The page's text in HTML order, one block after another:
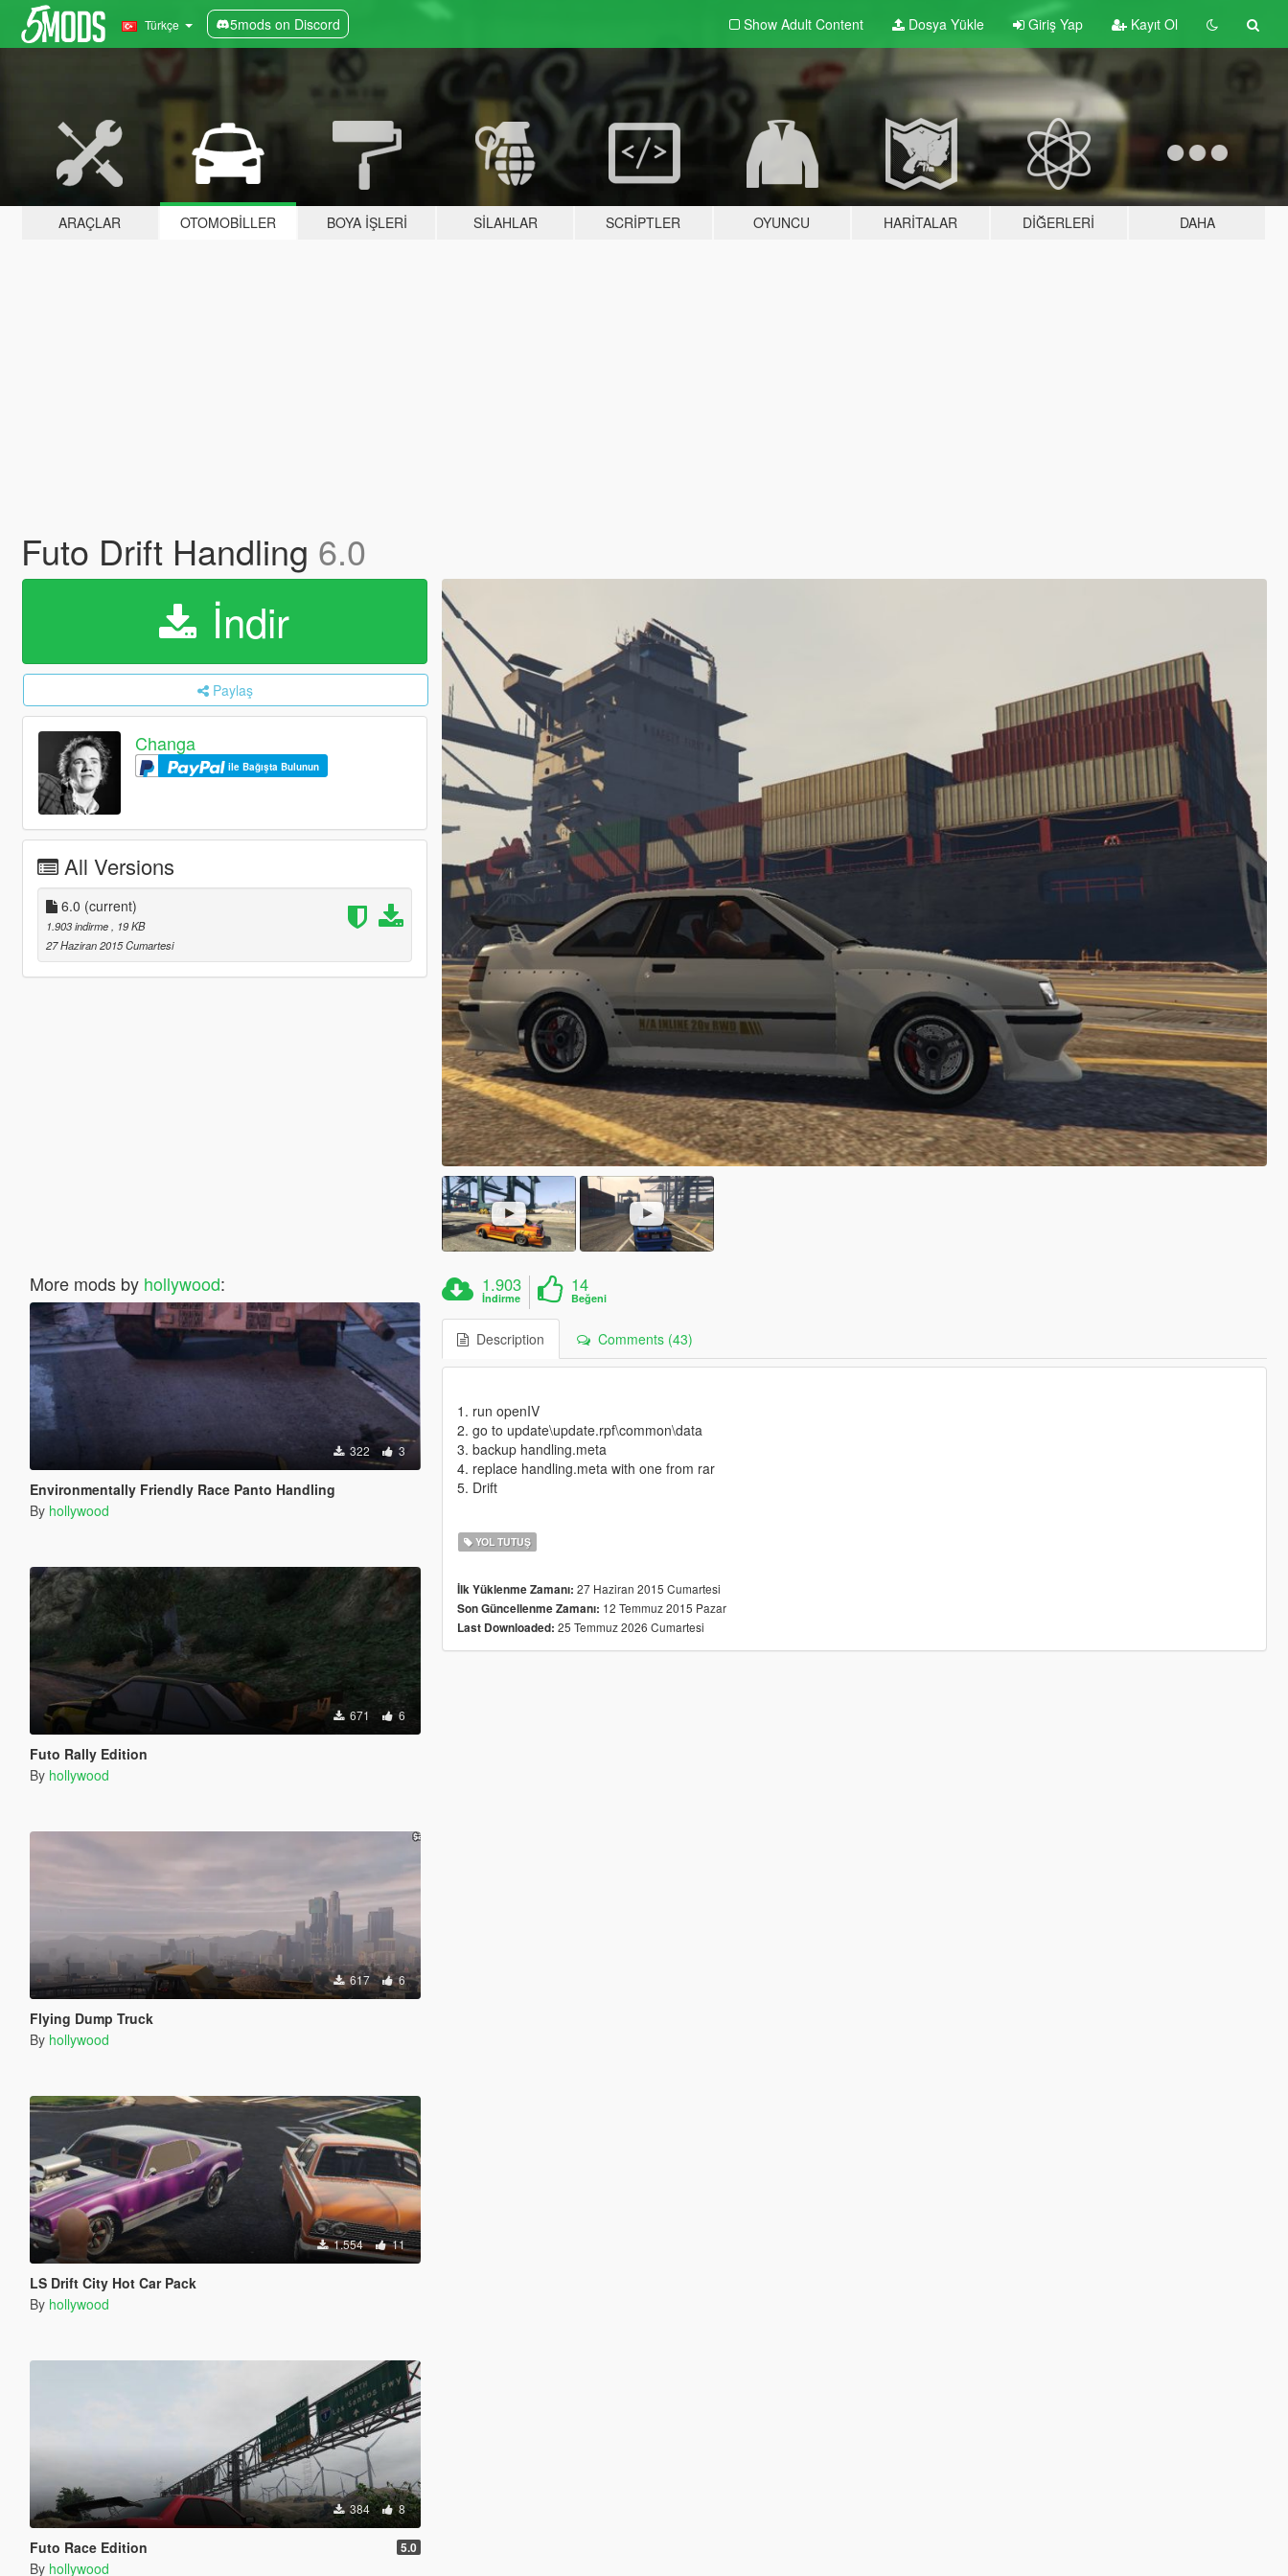
Türkçe 5mods on Discord Show Adult Content Dosya Yükle Giriş Yap Kayıt Ol
ARAÇLAR OTOMOBILLER BOYA İŞLERI SILAHLAR SCRIPTLER OYUNCU HARITALAR DIĞERLERI DAHA
Futo Drift Handling 6.0
İndir
Paylaş
Changa
ile Bağışta Bulunun
All Versions
6.0 (current)
1.903 indirme
, 19 KB
27 Haziran 2015 Cumartesi
More mods by hollywood:
322 3
Environmentally Friendly Race Panto Handling
By hollywood
671 6
Futo Rally Edition
By hollywood
617 6
Flying Dump Truck
By hollywood
1.554 11
LS Drift City Hot Car Pack
By hollywood
384 8
Futo Race Edition 5.0
By hollywood
1.903
İndirme
14
Beğeni
Description Comments (43)
1. run openIV
2. go to update\update.rpf\common\data
3. backup handling.meta
4. replace handling.meta with one from rar
5. Drift
YOL TUTUŞ
İlk Yüklenme Zamanı: 27 Haziran 2015 Cumartesi
Son Güncellenme Zamanı: 12 Temmuz 2015 Pazar
Last Downloaded: 25 Temmuz 2026 Cumartesi